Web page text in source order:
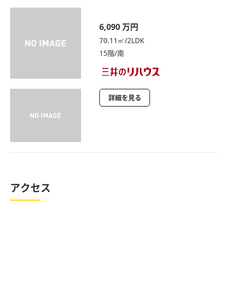
6,090 万円
70.11㎡/2LDK
15階/南
詳細を見る
アクセス